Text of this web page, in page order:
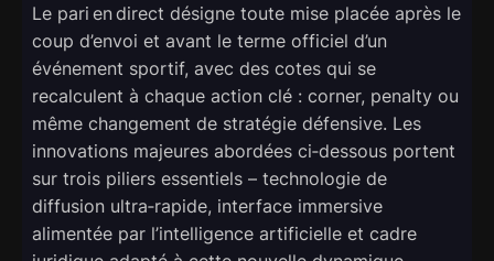
Le pari en direct désigne toute mise placée après le
coup d’envoi et avant le terme officiel d’un
événement sportif, avec des cotes qui se
recalculent à chaque action clé : corner, penalty ou
même changement de stratégie défensive. Les
innovations majeures abordées ci‑dessous portent
sur trois piliers essentiels – technologie de
diffusion ultra‑rapide, interface immersive
alimentée par l’intelligence artificielle et cadre